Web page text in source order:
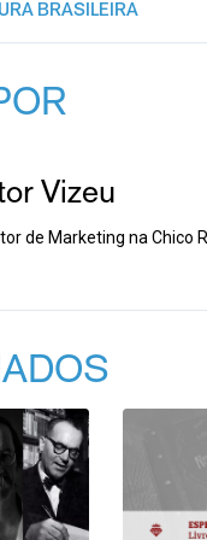
BRASILEIRA
Vizeu
de Marketing na Chico